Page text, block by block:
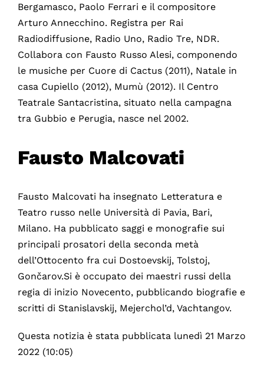
Bergamasco, Paolo Ferrari e il compositore
Arturo Annecchino. Registra per Rai
Radiodiffusione, Radio Uno, Radio Tre, NDR.
Collabora con Fausto Russo Alesi, componendo
le musiche per Cuore di Cactus (2011), Natale in
casa Cupiello (2012), Mumù (2012). Il Centro
Teatrale Santacristina, situato nella campagna
tra Gubbio e Perugia, nasce nel 2002.
Fausto Malcovati
Fausto Malcovati ha insegnato Letteratura e
Teatro russo nelle Università di Pavia, Bari,
Milano. Ha pubblicato saggi e monografie sui
principali prosatori della seconda metà
dell’Ottocento fra cui Dostoevskij, Tolstoj,
Gončarov.Si è occupato dei maestri russi della
regia di inizio Novecento, pubblicando biografie e
scritti di Stanislavskij, Mejerchol’d, Vachtangov.
Questa notizia è stata pubblicata lunedì 21 Marzo
2022 (10:05)